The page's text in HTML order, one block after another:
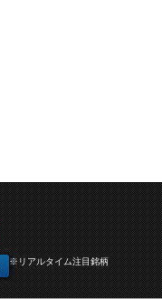
※リアルタイム注目銘柄